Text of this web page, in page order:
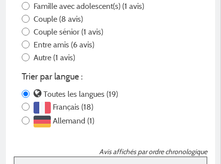
Famille avec adolescent(s) (1 avis)
Couple (8 avis)
Couple sénior (1 avis)
Entre amis (6 avis)
Autre (1 avis)
Trier par langue :
Toutes les langues (19)
Français (18)
Allemand (1)
Avis affichés par ordre chronologique